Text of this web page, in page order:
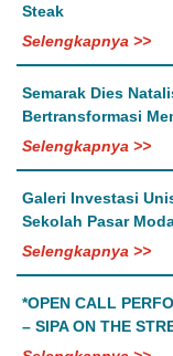
Steak
Selengkapnya >>
Semarak Dies
Bertransformasi
Selengkapnya >>
Galeri Investasi
Sekolah Pasar
Selengkapnya >>
*OPEN CALL
– SIPA ON THE